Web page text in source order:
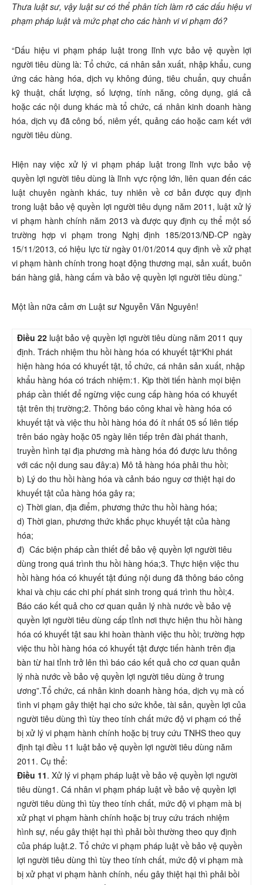
Thưa luật sư, vậy luật sư có thể phân tích làm rõ các dấu hiệu vi
phạm pháp luật và mức phạt cho các hành vi vi phạm đó?
“Dấu hiệu vi phạm pháp luật trong lĩnh vực bảo vệ quyền lợi
người tiêu dùng là: Tổ chức, cá nhân sản xuất, nhập khẩu, cung
ứng các hàng hóa, dịch vụ không đúng, tiêu chuẩn, quy chuẩn
kỹ thuật, chất lượng, số lượng, tính năng, công dụng, giá cả
hoặc các nội dung khác mà tổ chức, cá nhân kinh doanh hàng
hóa, dịch vụ đã công bố, niêm yết, quảng cáo hoặc cam kết với
người tiêu dùng.
Hiện nay việc xử lý vi phạm pháp luật trong lĩnh vực bảo vệ
quyền lợi người tiêu dùng là lĩnh vực rộng lớn, liên quan đến các
luật chuyên ngành khác, tuy nhiên về cơ bản được quy định
trong luật bảo vệ quyền lợi người tiêu dụng năm 2011, luật xử lý
vi phạm hành chính năm 2013 và được quy định cụ thể một số
trường hợp vi phạm trong Nghị định 185/2013/NĐ-CP ngày
15/11/2013, có hiệu lực từ ngày 01/01/2014 quy định về xử phạt
vi phạm hành chính trong hoạt động thương mại, sản xuất, buôn
bán hàng giả, hàng cấm và bảo vệ quyền lợi người tiêu dùng.”
Một lần nữa cảm ơn Luật sư Nguyễn Văn Nguyên!
Điều 22 luật bảo vệ quyền lợi người tiêu dùng năm 2011 quy
định. Trách nhiệm thu hồi hàng hóa có khuyết tật“Khi phát
hiện hàng hóa có khuyết tật, tổ chức, cá nhân sản xuất, nhập
khẩu hàng hóa có trách nhiệm:1. Kịp thời tiến hành mọi biện
pháp cần thiết để ngừng việc cung cấp hàng hóa có khuyết
tật trên thị trường;2. Thông báo công khai về hàng hóa có
khuyết tật và việc thu hồi hàng hóa đó ít nhất 05 số liên tiếp
trên báo ngày hoặc 05 ngày liên tiếp trên đài phát thanh,
truyền hình tại địa phương mà hàng hóa đó được lưu thông
với các nội dung sau đây:a) Mô tả hàng hóa phải thu hồi;
b) Lý do thu hồi hàng hóa và cảnh báo nguy cơ thiệt hại do
khuyết tật của hàng hóa gây ra;
c) Thời gian, địa điểm, phương thức thu hồi hàng hóa;
d) Thời gian, phương thức khắc phục khuyết tật của hàng
hóa;
đ) Các biện pháp cần thiết để bảo vệ quyền lợi người tiêu
dùng trong quá trình thu hồi hàng hóa;3. Thực hiện việc thu
hồi hàng hóa có khuyết tật đúng nội dung đã thông báo công
khai và chịu các chi phí phát sinh trong quá trình thu hồi;4.
Báo cáo kết quả cho cơ quan quản lý nhà nước về bảo vệ
quyền lợi người tiêu dùng cấp tỉnh nơi thực hiện thu hồi hàng
hóa có khuyết tật sau khi hoàn thành việc thu hồi; trường hợp
việc thu hồi hàng hóa có khuyết tật được tiến hành trên địa
bàn từ hai tỉnh trở lên thì báo cáo kết quả cho cơ quan quản
lý nhà nước về bảo vệ quyền lợi người tiêu dùng ở trung
ương”.Tổ chức, cá nhân kinh doanh hàng hóa, dịch vụ mà cố
tình vi phạm gây thiệt hại cho sức khỏe, tài sản, quyền lợi của
người tiêu dùng thì tùy theo tính chất mức độ vi phạm có thể
bị xử lý vi phạm hành chính hoặc bị truy cứu TNHS theo quy
định tại điều 11 luật bảo vệ quyền lợi người tiêu dùng năm
2011. Cụ thể:
Điều 11. Xử lý vi phạm pháp luật về bảo vệ quyền lợi người
tiêu dùng1. Cá nhân vi phạm pháp luật về bảo vệ quyền lợi
người tiêu dùng thì tùy theo tính chất, mức độ vi phạm mà bị
xử phạt vi phạm hành chính hoặc bị truy cứu trách nhiệm
hình sự, nếu gây thiệt hại thì phải bồi thường theo quy định
của pháp luật.2. Tổ chức vi phạm pháp luật về bảo vệ quyền
lợi người tiêu dùng thì tùy theo tính chất, mức độ vi phạm mà
bị xử phạt vi phạm hành chính, nếu gây thiệt hại thì phải bồi